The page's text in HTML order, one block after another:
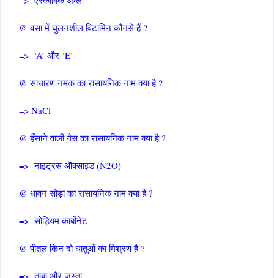
@ वसा में घुलनशील विटामिन कौनसे हैं ?
=> ‘A’ और ‘E’
@ साधारण नमक का रासायनिक नाम क्या है ?
=> NaCl
@ हँसाने वाली गैस का रासायनिक नाम क्या है ?
=> नाइट्रस ऑक्साइड (N2O)
@ धावन सोड़ा का रासायनिक नाम क्या है ?
=> सोड़ियम कार्बोनेट
@ पीतल किन दो धातुओं का मिश्रण है ?
=> तांबा और जस्ता